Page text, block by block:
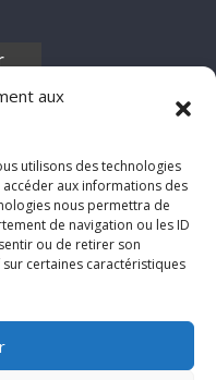
aux
utilisons des technologies
aux informations des
nous permettra de
de navigation ou les ID
ou de retirer son
certaines caractéristiques
de